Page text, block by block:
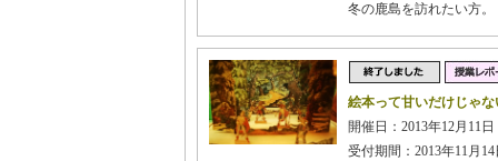
冬の鹿島を訪れたい方。
絵本って甘いだけじゃ
開催日：2013年12月11
受付期間：2013年11月